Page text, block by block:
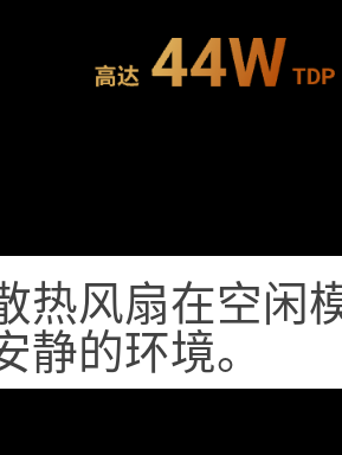
热风扇在空闲
静的环境。